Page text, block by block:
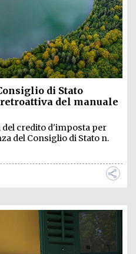
di Stato
del manuale
del credito d'imposta per
del Consiglio di Stato n.